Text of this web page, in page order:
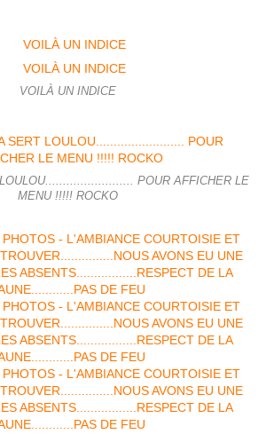
VOILÀ UN INDICE
POUR AFFICHER LE
MENU !!!!! ROCKO